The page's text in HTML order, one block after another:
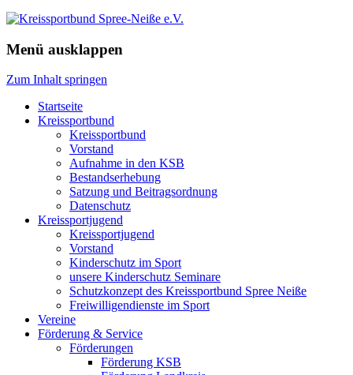
Menü ausklappen
Zum Inhalt springen
Startseite
Kreissportbund
Kreissportbund
Vorstand
Aufnahme in den KSB
Bestandserhebung
Satzung und Beitragsordnung
Datenschutz
Kreissportjugend
Kreissportjugend
Vorstand
Kinderschutz im Sport
unsere Kinderschutz Seminare
Schutzkonzept des Kreissportbund Spree Neiße
Freiwilligendienste im Sport
Vereine
Förderung & Service
Förderungen
Förderung KSB